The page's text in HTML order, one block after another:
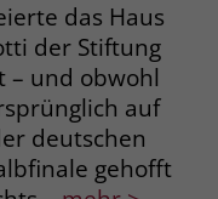
das Haus
der Stiftung
– und obwohl
auf
deutschen
gehofft